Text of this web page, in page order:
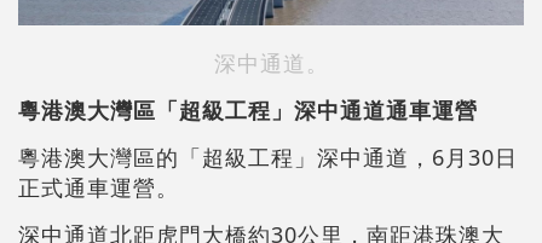
深中通道。
粵港澳大灣區「超級工程」深中通道通車運營
粵港澳大灣區的「超級工程」深中通道，6月30日
正式通車運營。
深中通道北距虎門大橋約30公里，南距港珠澳大